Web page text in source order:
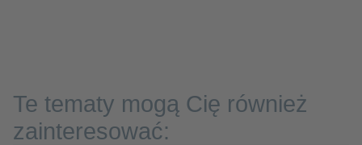
Te tematy mogą Cię również
zainteresować: